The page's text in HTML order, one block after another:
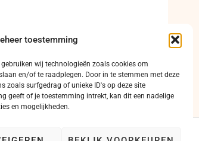
toestemming
wij technologieën zoals cookies om
en/of te raadplegen. Door in te stemmen met deze
zoals surfgedrag of unieke ID's op deze site
geeft of je toestemming intrekt, kan dit een nadelige
en mogelijkheden.